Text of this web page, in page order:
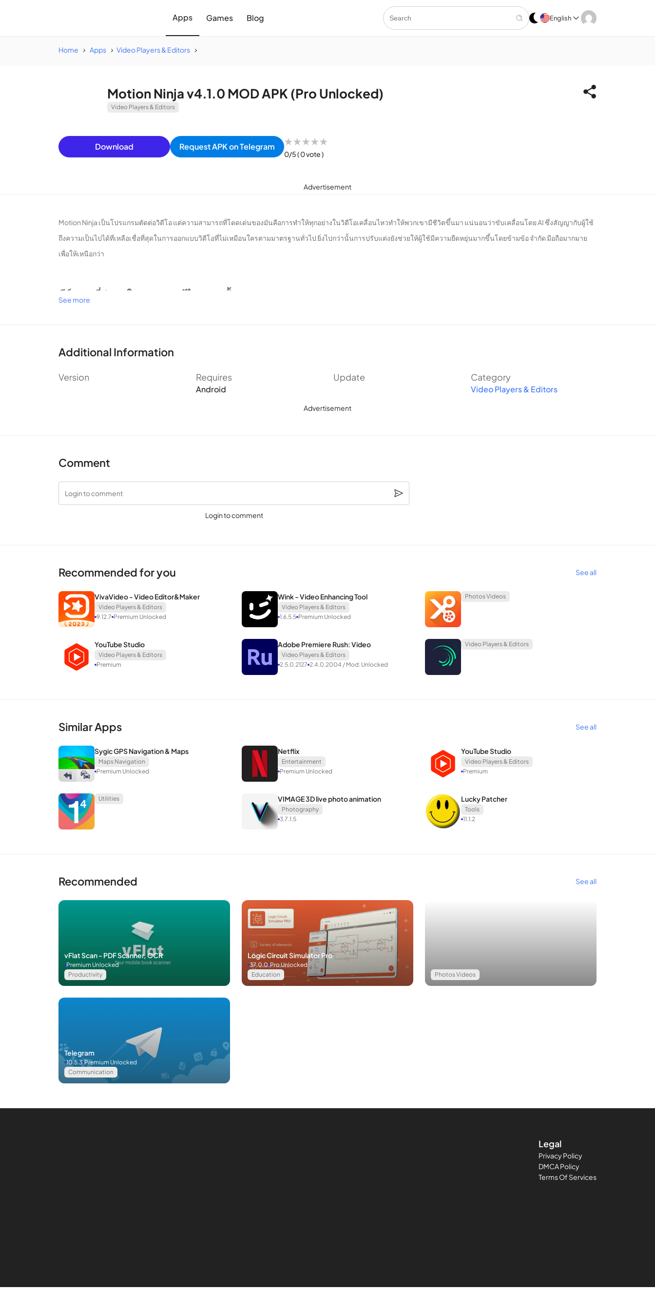
Apps Games Blog English
Home Apps Video Players & Editors
Motion Ninja v4.1.0 MOD APK (Pro Unlocked)
Video Players & Editors
Download Request APK on Telegram ★★★★★
0/5( 0 vote )
Advertisement
Motion Ninja เป็นโปรแกรมตัดต่อวิดีโอ แต่ความสามารถที่โดดเด่นของมันคือการทําให้ทุกอย่างในวิดีโอเคลื่อนไหวทําให้พวกเขามีชีวิตขึ้นมา แน่นอนว่าขับเคลื่อนโดย AI ซึ่งสัญญากับผู้ใช้
ถึงความเป็นไปได้ที่เหลือเชื่อที่สุดในการออกแบบวิดีโอที่ไม่เหมือนใครตามมาตรฐานทั่วไป ยิ่งไปกว่านั้นการปรับแต่งยังช่วยให้ผู้ใช้มีความยืดหยุ่นมากขึ้นโดยข้ามข้อ จํากัด มือถือมากมาย
เพื่อให้เหนือกว่า
คีย์เฟรมที่น่าสนใจและการแก้ไขหลายชั้น
ให้ได้ประสิทธิภาพที่ดีที่สุดสําหรับทุกสิ่ง
อื่น ๆ รวมถึงการเปลี่ยนแปลงที่วาดด้วยมือหรือทางกายภาพในเฟรม คุณภาพของภาพจะได้รับการปรับปรุงอย่างมากผ่านฟังก์ชั่นนั้นและช่วยให้ผู้ใช้สามารถแก้ไขรายละเอียดบางอย่างเพื่อ
นอกจากคุณสมบัติที่เหนือกว่าข้างต้นแล้วแอปพลิเคชั่นนี้ยังช่วยให้ผู้ใช้สามารถใช้ประโยชน์จากความสามารถของหน้าจอสีเขียวในการสร้างวิดีโอบล็อกบัสเตอร์เช่นฮอลลีวูด แน่นอนว่าจะ
ยังช่วยให้ผู้ใช้สามารถผสมผสานเป้าหมายเข้ากับสภาพแวดล้อมทําให้สภาพแวดล้อมมีเอกลักษณ์มากขึ้น
เครื่องมือมากมายสําหรับการแก้ไขอย่างรวดเร็ว
นอกจากฟังก์ชั่นที่เหนือกว่าสําหรับการสร้างวิดีโอที่น่าประทับใจแล้ว Motion Ninja ยังมีชุดเครื่องมือที่หลากหลายและยอดเยี่ยมแม้กระทั่งขับเคลื่อนด้วย AI เพื่อความแม่นยําอย่างแท้จริง
เครื่องมือเหล่านั้นไม่เพียง แต่โต้ตอบกับรูปภาพหรือเอฟเฟกต์เท่านั้นและยังช่วยให้ผู้ใช้จัดการกับความซ้ําซ้อนหรือปะติดปะต่อเนื้อหาจํานวนมาก ซึ่งรวมถึงการแทรกรูปภาพหรือวิดีโอขนาด
เล็กลงในกลุ่มที่ใหญ่ขึ้นโดยตรงสร้างความสําเร็จใหม่สําหรับวิดีโอ
การเปลี่ยนแปลงที่น่าทึ่งและเอฟเฟกต์ที่เป็นเอกลักษณ์
ความเก่งกาจของ Motion Ninja สัญญาว่าจะทําให้ผู้เล่นมีความคิดที่กล้าหาญและโดดเด่นมากขึ้นรวมถึงความสําเร็จที่น่าประทับใจที่สุด นอกจากนี้ยังให้สิ่งใหม่และน่าสนใจมากขึ้นทําให้ผู้
ใช้ได้รับประสบการณ์ใหม่ ๆ มากขึ้นเมื่อออกแบบวิดีโอเช่นช่างวิดีโอมืออาชีพ
ฟีเจอร์หลัก
โปรแกรมตัดต่อวิดีโอที่มีหลายเลเยอร์ซึ่งเหมาะอย่างยิ่งสําหรับการตัดต่อมิวสิกวิดีโออนิเมะหรือการแก้ไขของดาราวิดีโอป๊อป
เอฟเฟกต์เช่น Motion Blur, Glow และอื่น ๆ อีกมากมายสามารถปรับแต่งได้สูง
AE Video Editor for Android เป็นแอปพลิเคชั่นตัดต่อวิดีโอที่ให้คุณตัดต่อวิดีโอบนอุปกรณ์แอนดรอยด์ของคุณ
รูปร่างเพิ่มเติมเพื่อให้คุณสร้างวิดีโอแก้ไขแฟนๆ ได้อย่างง่ายดาย
Chroma Key และ Green Screen เป็นสองเทคนิคที่ใช้ในการสร้างภาพยนตร์
ยางลบพื้นหลัง AI ทําให้ง่ายต่อการปรับพัดลมใน Adobe Photoshop
สร้างข้อความ 3 มิติได้อย่างง่ายดายโดยใช้เครื่องมือนี้
รวมการเปลี่ยนภาพที่เป็นนวัตกรรมใหม่ 50+ ได้อย่างง่ายดายด้วยการคลิกเพียงครั้งเดียว! เลือกจากสไตล์ที่หลากหลายเช่น 3D, Shake และอื่น ๆ
สร้างเส้นโค้งความเร็วหรือกราฟของคุณเอง
รองรับเอาต์พุต 1080p และ 4K อย่างน้อยที่สุด
Favorite
See more
Additional Information
Version Requires
Android
Update Category
Video Players & Editors
Advertisement
Comment
Login to comment
Login to comment
Recommended for you See all
VivaVideo - Video Editor&Maker
Video Players & Editors
9.12.7 Premium Unlocked
Wink - Video Enhancing Tool
Video Players & Editors
1.6.5.5 Premium Unlocked
Photos Videos
YouTube Studio
Video Players & Editors
Premium
Adobe Premiere Rush: Video
Video Players & Editors
2.5.0.2127 2.4.0.2004 / Mod: Unlocked
Video Players & Editors
Similar Apps See all
Sygic GPS Navigation & Maps
Maps Navigation
Premium Unlocked
Netflix
Entertainment
Premium Unlocked
YouTube Studio
Video Players & Editors
Premium
Utilities VIMAGE 3D live photo animation
Photography
3.7.1.5
Lucky Patcher
Tools
11.1.2
Recommended See all
vFlat Scan - PDF Scanner, OCR
Productivity
Premium Unlocked
Logic Circuit Simulator Pro
Education
37.0.0 Pro Unlocked
Photos Videos
Telegram
Communication
10.5.3 Premium Unlocked
Legal
Privacy Policy
DMCA Policy
Terms Of Services